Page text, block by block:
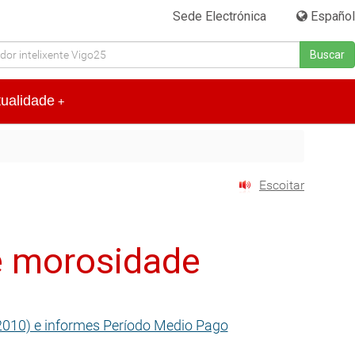
Sede Electrónica Español
Buscar
+
Escoitar
morosidade
e informes Período Medio Pago